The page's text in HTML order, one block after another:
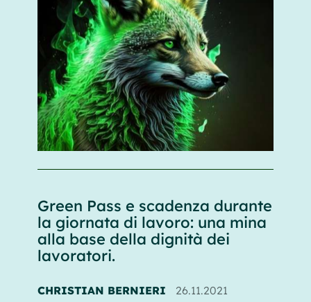
Green Pass e scadenza durante
la giornata di lavoro: una mina
alla base della dignità dei
lavoratori.
CHRISTIAN BERNIERI 26.11.2021